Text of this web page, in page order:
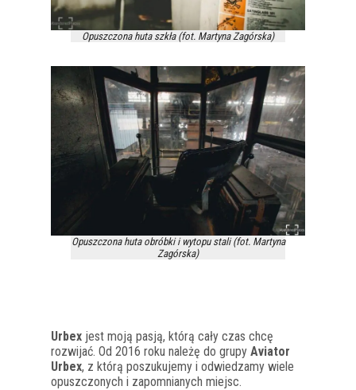
Opuszczona huta szkła (fot. Martyna Zagórska)
Opuszczona huta obróbki i wytopu stali (fot. Martyna
Zagórska)
Urbex jest moją pasją, którą cały czas chcę
rozwijać. Od 2016 roku należę do grupy Aviator
Urbex, z którą poszukujemy i odwiedzamy wiele
opuszczonych i zapomnianych miejsc.